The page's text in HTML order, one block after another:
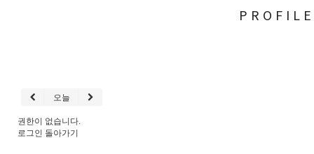
PROFILE
오늘
권한이 없습니다.
로그인 돌아가기